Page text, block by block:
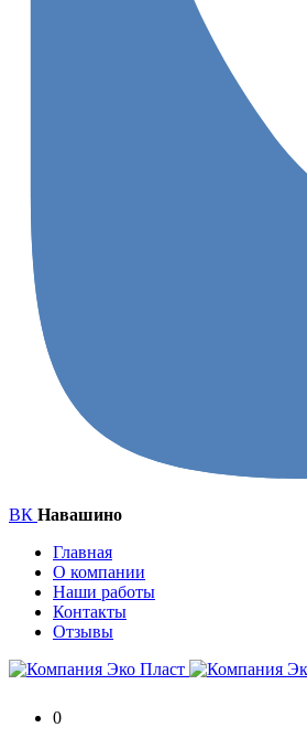
ВК Навашино
Главная
О компании
Наши работы
Контакты
Отзывы
0